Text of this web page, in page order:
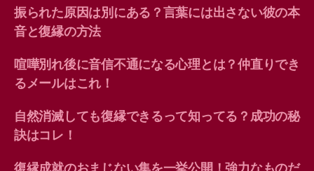
振られた原因は別にある？言葉には出さない彼の本
音と復縁の方法
喧嘩別れ後に音信不通になる心理とは？仲直りでき
るメールはこれ！
自然消滅しても復縁できるって知ってる？成功の秘
訣はコレ！